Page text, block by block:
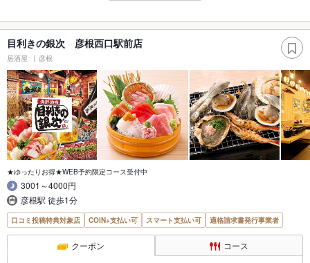
目利きの銀次 彦根西口駅前店
居酒屋 彦根
★ゆったりお得★WEB予約限定コース受付中
3001～4000円
彦根駅 徒歩1分
口コミ投稿特典対象店 COIN+支払い可 スマート支払い可 適格請求書発行事業者
クーポン コース